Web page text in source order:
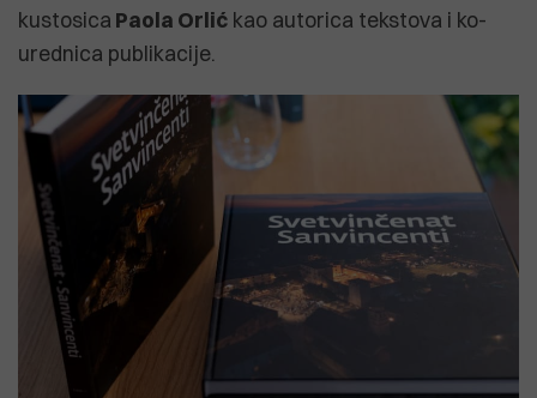
kustosica Paola Orlić kao autorica tekstova i ko-
urednica publikacije.